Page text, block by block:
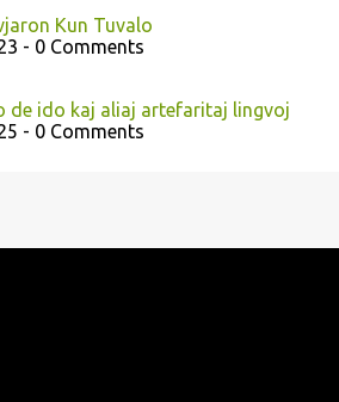
Kun Tuvalo
- 0 Comments
de ido kaj aliaj artefaritaj lingvoj
- 0 Comments